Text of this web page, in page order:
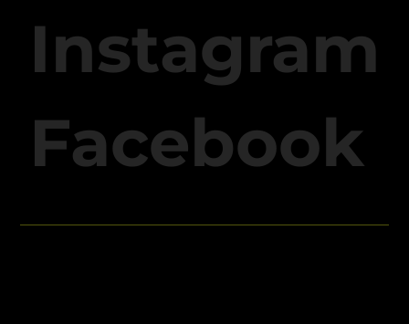
Instagram
Facebook